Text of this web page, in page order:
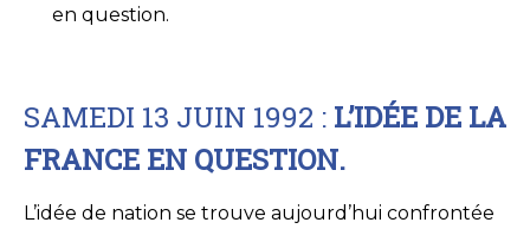
en question.
SAMEDI 13 JUIN 1992 : L’IDÉE DE LA
FRANCE EN QUESTION.
L’idée de nation se trouve aujourd’hui confrontée